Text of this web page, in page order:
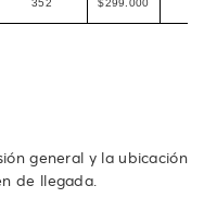
352 $299.000
general y la ubicación
de llegada.